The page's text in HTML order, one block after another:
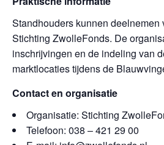
Standhouders kunnen deelnemen
Stichting ZwolleFonds. De
inschrijvingen en de indeling van
marktlocaties tijdens de
Contact en organisatie
Organisatie: Stichting
Telefoon: 038 – 421 29 00